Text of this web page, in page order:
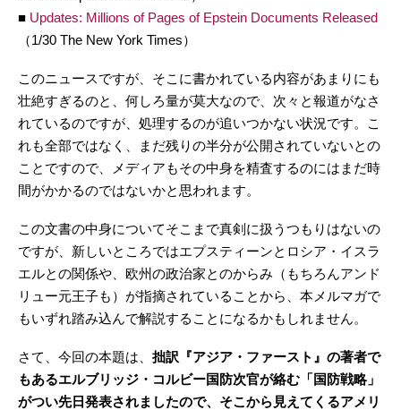
■ Updates: Millions of Pages of Epstein Documents Released
（1/30 The New York Times）
このニュースですが、そこに書かれている内容があまりにも
壮絶すぎるのと、何しろ量が莫大なので、次々と報道がなさ
れているのですが、処理するのが追いつかない状況です。こ
れも全部ではなく、まだ残りの半分が公開されていないとの
ことですので、メディアもその中身を精査するのにはまだ時
間がかかるのではないかと思われます。
この文書の中身についてそこまで真剣に扱うつもりはないの
ですが、新しいところではエプスティーンとロシア・イスラ
エルとの関係や、欧州の政治家とのからみ（もちろんアンド
リュー元王子も）が指摘されていることから、本メルマガで
もいずれ踏み込んで解説することになるかもしれません。
さて、今回の本題は、 拙訳『アジア・ファースト』の著者で
もあるエルブリッジ・コルビー国防次官が絡む「国防戦略」
がつい先日発表されましたので、そこから見えてくるアメリ